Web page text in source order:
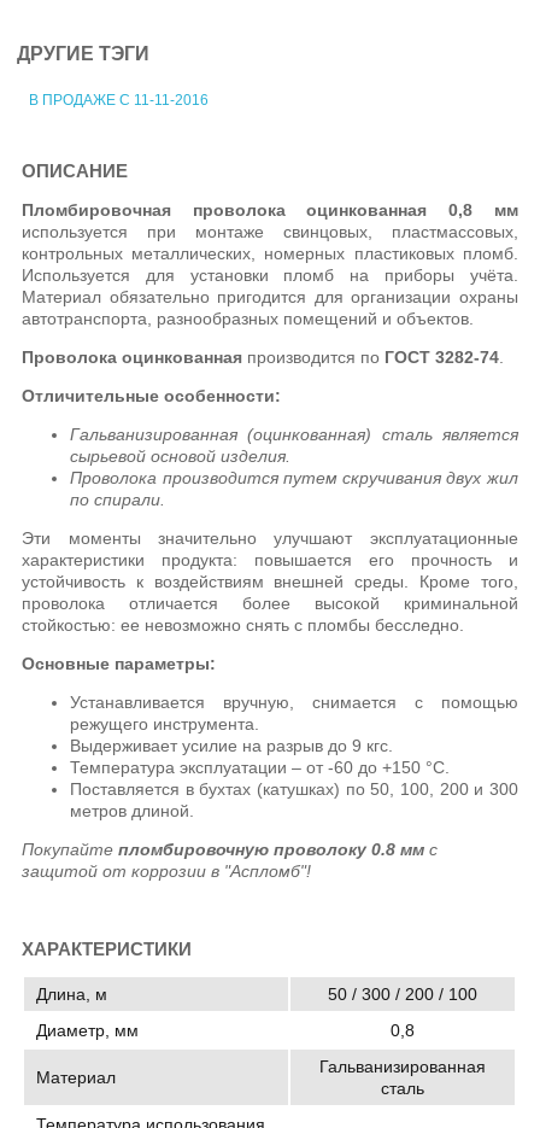
ДРУГИЕ ТЭГИ
В ПРОДАЖЕ С 11-11-2016
ОПИСАНИЕ
Пломбировочная проволока оцинкованная 0,8 мм
используется при монтаже свинцовых, пластмассовых,
контрольных металлических, номерных пластиковых пломб.
Используется для установки пломб на приборы учёта.
Материал обязательно пригодится для организации охраны
автотранспорта, разнообразных помещений и объектов.
Проволока оцинкованная производится по ГОСТ 3282-74
Отличительные особенности:
Гальванизированная (оцинкованная) сталь является
сырьевой основой изделия.
Проволока производится путем скручивания двух жил
по спирали.
Эти моменты значительно улучшают эксплуатационные
характеристики продукта: повышается его прочность и
устойчивость к воздействиям внешней среды. Кроме того,
проволока отличается более высокой криминальной
стойкостью: ее невозможно снять с пломбы бесследно.
Основные параметры:
Устанавливается вручную, снимается с помощью
режущего инструмента.
Выдерживает усилие на разрыв до 9 кгс.
Температура эксплуатации – от -60 до +150 °C.
Поставляется в бухтах (катушках) по 50, 100, 200 и 300
метров длиной.
Покупайтепломбировочную проволоку 0.8 мм с
защитой от коррозии в "Аспломб"!
ХАРАКТЕРИСТИКИ
Длина, м
50 / 300 / 200 / 100
Диаметр, мм
0,8
Материал
Гальванизированная
сталь